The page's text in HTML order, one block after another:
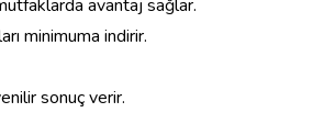
avantaj sağlar.
minimuma indirir.
sonuç verir.